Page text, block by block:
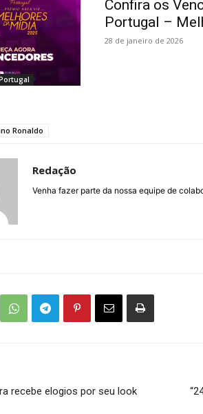
Confira os
Portugal –
28 de janeiro de 2026
Ronaldo
Redação
Venha fazer parte da nossa equipe de
recebe elogios por seu look